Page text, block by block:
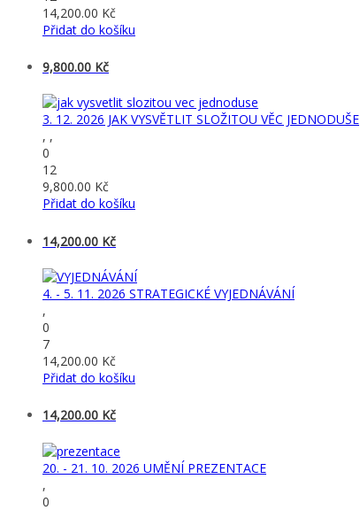
14,200.00 Kč
Přidat do košíku
9,800.00 Kč
3. 12. 2026 JAK VYSVĚTLIT SLOŽITOU VĚC JEDNODUŠE
, ,
0
12
9,800.00 Kč
Přidat do košíku
14,200.00 Kč
4. - 5. 11. 2026 STRATEGICKÉ VYJEDNÁVÁNÍ
,
0
7
14,200.00 Kč
Přidat do košíku
14,200.00 Kč
20. - 21. 10. 2026 UMĚNÍ PREZENTACE
,
0